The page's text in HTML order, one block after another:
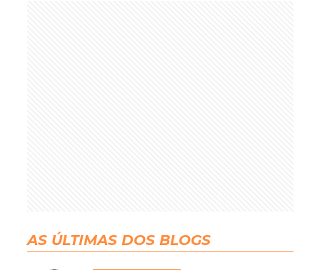
AS ÚLTIMAS DOS BLOGS